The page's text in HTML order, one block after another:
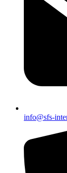
info@sfs-